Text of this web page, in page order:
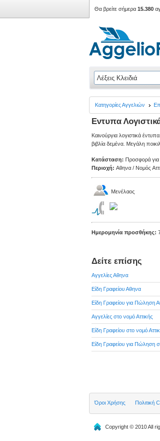
Θα βρείτε σήμερα 15.380
Κατηγορίες Αγγελιών
Εντυπα
Καινούργια λογιστικά
βιβλία δεμένα. Μεγάλη
Κατάσταση: Προσφορά
Περιοχή: Αθηνα / Νομός
Μενέλαος
Ημερομηνία προσθήκης:
Δείτε επίσης
Αγγελίες Αθηνα
Είδη Γραφείου Αθηνα
Είδη Γραφείου για Πώληση
Αγγελίες στο νομό Αττικής
Είδη Γραφείου στο νομό
Είδη Γραφείου για Πώληση
Όροι Χρήσης Πολιτική
Copyright © 2010 All